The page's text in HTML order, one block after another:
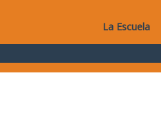
La Escuela